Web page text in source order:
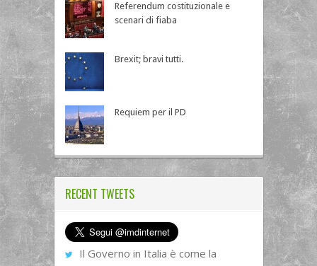
Referendum costituzionale e
scenari di fiaba
Brexit; bravi tutti.
Requiem per il PD
RECENT TWEETS
Il Governo in Italia è come la